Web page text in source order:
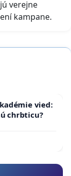
verejne
kampane.
vied:
chrbticu?